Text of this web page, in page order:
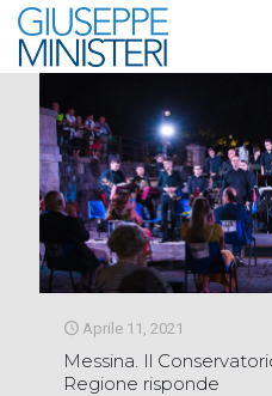
Aprile 11, 2021
Messina. Il
Regione risponde